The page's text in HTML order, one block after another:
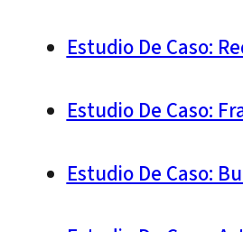
Estudio De Caso:
Estudio De Caso:
Estudio De Caso: